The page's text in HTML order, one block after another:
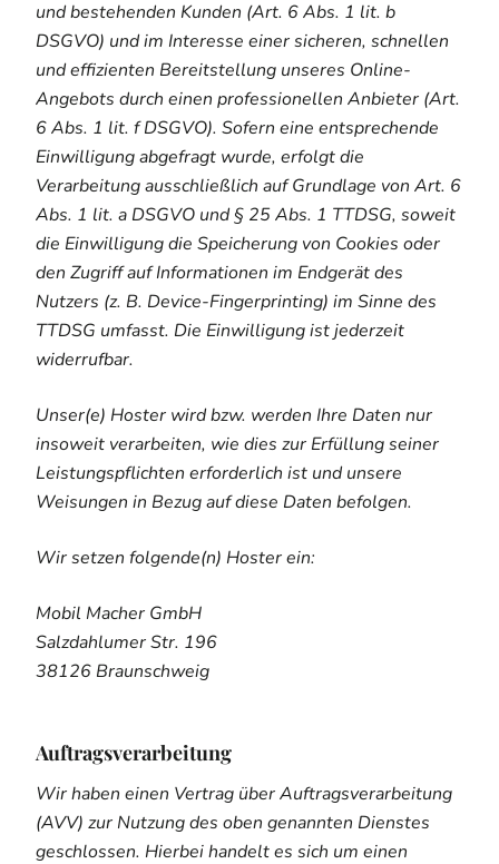
und bestehenden Kunden (Art. 6 Abs. 1 lit. b
DSGVO) und im Interesse einer sicheren, schnellen
und effizienten Bereitstellung unseres Online-
Angebots durch einen professionellen Anbieter (Art.
6 Abs. 1 lit. f DSGVO). Sofern eine entsprechende
Einwilligung abgefragt wurde, erfolgt die
Verarbeitung ausschließlich auf Grundlage von Art. 6
Abs. 1 lit. a DSGVO und § 25 Abs. 1 TTDSG, soweit
die Einwilligung die Speicherung von Cookies oder
den Zugriff auf Informationen im Endgerät des
Nutzers (z. B. Device-Fingerprinting) im Sinne des
TTDSG umfasst. Die Einwilligung ist jederzeit
widerrufbar.
Unser(e) Hoster wird bzw. werden Ihre Daten nur
insoweit verarbeiten, wie dies zur Erfüllung seiner
Leistungspflichten erforderlich ist und unsere
Weisungen in Bezug auf diese Daten befolgen.
Wir setzen folgende(n) Hoster ein:
Mobil Macher GmbH
Salzdahlumer Str. 196
38126 Braunschweig
Auftragsverarbeitung
Wir haben einen Vertrag über Auftragsverarbeitung
(AVV) zur Nutzung des oben genannten Dienstes
geschlossen. Hierbei handelt es sich um einen